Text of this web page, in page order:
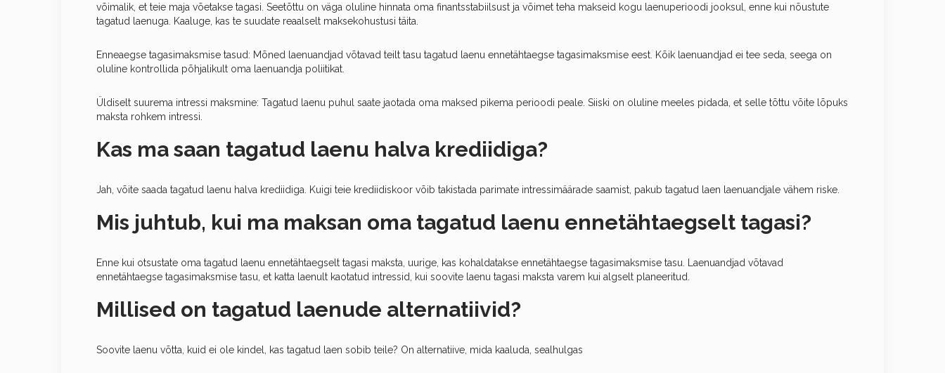
võimalik, et teie maja võetakse tagasi. Seetõttu on väga oluline hinnata oma finantsstabiilsust ja võimet teha makseid kogu laenuperioodi jooksul, enne kui nõustute
tagatud laenuga. Kaaluge, kas te suudate reaalselt maksekohustusi täita.
Enneaegse tagasimaksmise tasud: Mõned laenuandjad võtavad teilt tasu tagatud laenu ennetähtaegse tagasimaksmise eest. Kõik laenuandjad ei tee seda, seega on
oluline kontrollida põhjalikult oma laenuandja poliitikat.
Üldiselt suurema intressi maksmine: Tagatud laenu puhul saate jaotada oma maksed pikema perioodi peale. Siiski on oluline meeles pidada, et selle tõttu võite lõpuks
maksta rohkem intressi.
Kas ma saan tagatud laenu halva krediidiga?
Jah, võite saada tagatud laenu halva krediidiga. Kuigi teie krediidiskoor võib takistada parimate intressimäärade saamist, pakub tagatud laen laenuandjale vähem riske.
Mis juhtub, kui ma maksan oma tagatud laenu ennetähtaegselt tagasi?
Enne kui otsustate oma tagatud laenu ennetähtaegselt tagasi maksta, uurige, kas kohaldatakse ennetähtaegse tagasimaksmise tasu. Laenuandjad võtavad
ennetähtaegse tagasimaksmise tasu, et katta laenult kaotatud intressid, kui soovite laenu tagasi maksta varem kui algselt planeeritud.
Millised on tagatud laenude alternatiivid?
Soovite laenu võtta, kuid ei ole kindel, kas tagatud laen sobib teile? On alternatiive, mida kaaluda, sealhulgas